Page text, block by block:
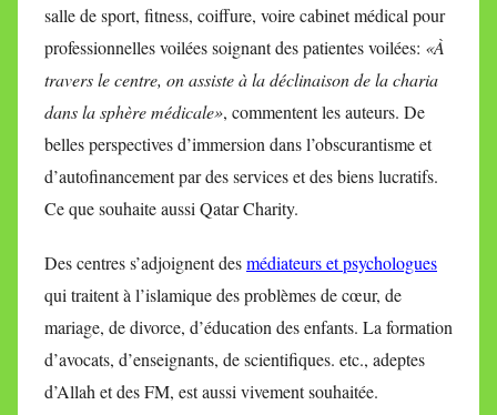
salle de sport, fitness, coiffure, voire cabinet médical pour
professionnelles voilées soignant des patientes voilées: «À
travers le centre, on assiste à la déclinaison de la charia
dans la sphère médicale», commentent les auteurs. De
belles perspectives d’immersion dans l’obscurantisme et
d’autofinancement par des services et des biens lucratifs.
Ce que souhaite aussi Qatar Charity.
Des centres s’adjoignent desmédiateurs et psychologues
qui traitent à l’islamique des problèmes de cœur, de
mariage, de divorce, d’éducation des enfants. La formation
d’avocats, d’enseignants, de scientifiques. etc., adeptes
d’Allah et des FM, est aussi vivement souhaitée.